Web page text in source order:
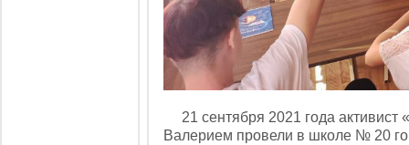
21 сентября 2021 года активист
Валерием провели в школе № 20